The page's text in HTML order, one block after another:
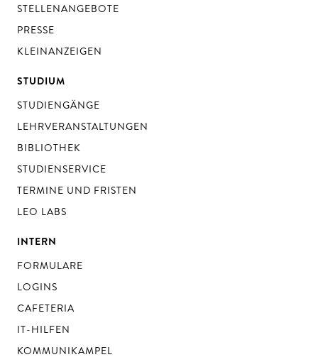
STELLENANGEBOTE
PRESSE
KLEINANZEIGEN
STUDIUM
STUDIENGÄNGE
LEHRVERANSTALTUNGEN
BIBLIOTHEK
STUDIENSERVICE
TERMINE UND FRISTEN
LEO LABS
INTERN
FORMULARE
LOGINS
CAFETERIA
IT-HILFEN
KOMMUNIKAMPEL